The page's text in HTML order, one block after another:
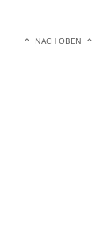
NACH OBEN